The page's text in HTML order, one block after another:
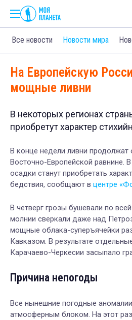
Все новости Новости мира
На Европейскую
мощные ливни
В некоторых регионах
приобретут характер
В конце недели ливни продолжат
Восточно-Европейской равнине.
осадки станут приобретать
бедствия, сообщают в центре
В четверг грозы бушевали по
молнии сверкали даже над
мощные облака-суперъячейки
Кавказом. В результате
Карачаево-Черкесии засыпало
Причина непогоды
Все нынешние погодные
атмосферным блоком. На этот